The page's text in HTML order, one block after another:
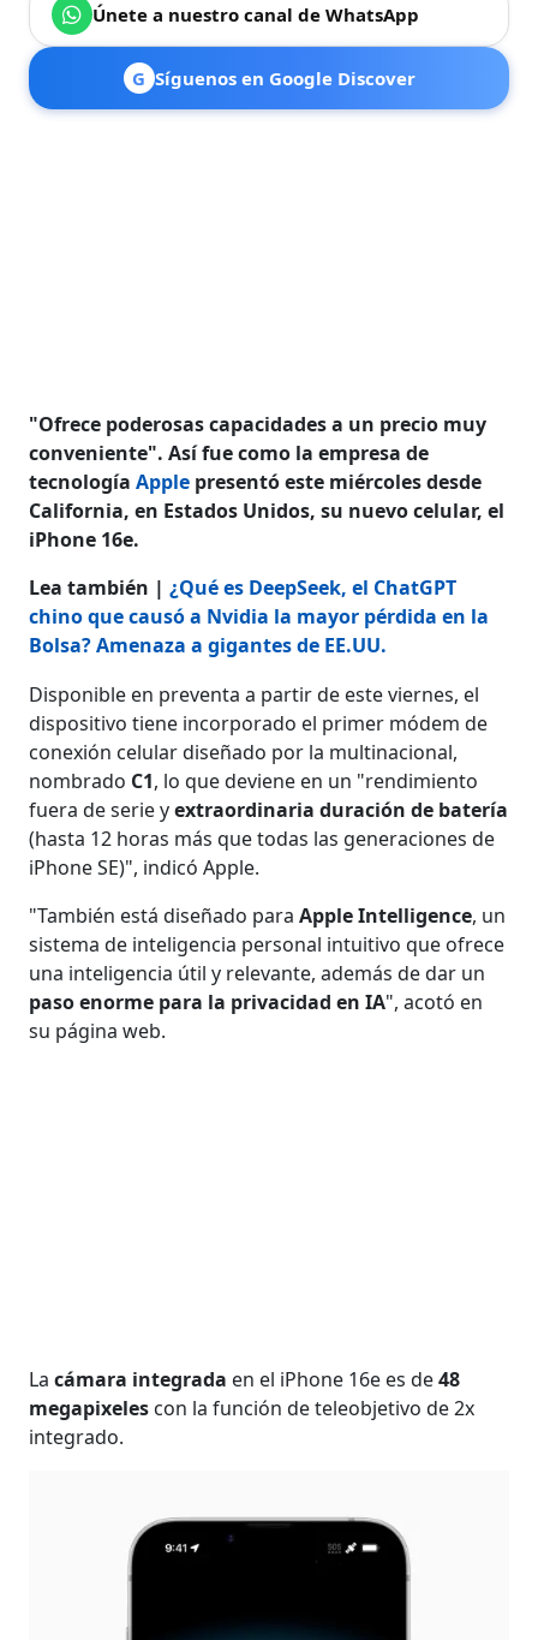
Únete a nuestro canal de WhatsApp
G Síguenos en Google Discover
"Ofrece poderosas capacidades a un precio muy
conveniente". Así fue como la empresa de
tecnologíaApple presentó este miércoles desde
California, en Estados Unidos, su nuevo celular, el
iPhone 16e.
Lea también |¿Qué es DeepSeek, el ChatGPT
chino que causó a Nvidia la mayor pérdida en la
Bolsa? Amenaza a gigantes de EE.UU.
Disponible en preventa a partir de este viernes, el
dispositivo tiene incorporado el primer módem de
conexión celular diseñado por la multinacional,
nombrado C1, lo que deviene en un "rendimiento
fuera de serie yextraordinaria duración de batería
(hasta 12 horas más que todas las generaciones de
iPhone SE)", indicó Apple.
"También está diseñado para Apple Intelligence, un
sistema de inteligencia personal intuitivo que ofrece
una inteligencia útil y relevante, además de dar un
paso enorme para la privacidad en IA", acotó en
su página web.
La cámara integrada en el iPhone 16e es de48
megapixeles con la función de teleobjetivo de 2x
integrado.